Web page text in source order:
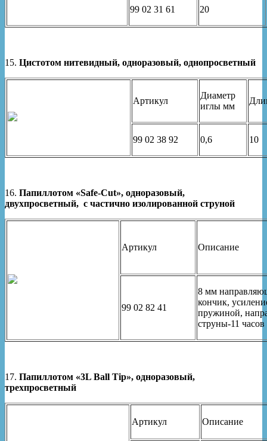
99 02 31 61 20
15. Цистотом нитевидный, одноразовый, однопросветный
Артикул
Диаметр
иглы мм
99 02 38 92 0,6 10
16. Папиллотом «Safe-Cut», одноразовый,
двухпросветный, c частично изолированной струной
Артикул Описание
99 02 82 41
8 мм
кончик,
пружиной,
струны-11 часов
17. Папиллотом «3L Ball Tip», одноразовый,
трехпросветный
Артикул Описание